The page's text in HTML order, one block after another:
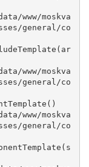
general/co
general/co
general/co